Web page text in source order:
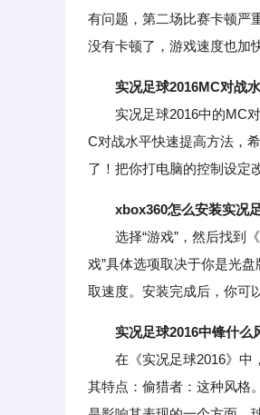
有问题，第二场比赛卡顿严
没有卡顿了，游戏速度也加
实况足球2016MC对战
实况足球2016中的MC对
C对战水平快速提高方法，
了！把你打电脑的控制设定
xbox360怎么安装实况
选择“游戏”，然后找到《
戏”具体选项取决于你是光
取速度。安装完成后，你可
实况足球2016中锋什么
在《实况足球2016》中，
其特点：偷猎者：这种风格